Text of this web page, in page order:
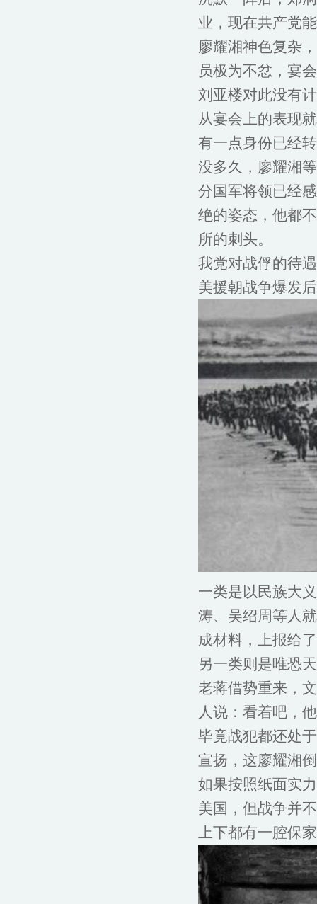
业，现在共产党
廖耀湘神色复杂
员极为不忿，宴
刘亚楼对此没有
从宴会上的表现
有一点身份已经
没多久，廖耀湘
分国军将领已经
绝的姿态，他都
所的刺头。
我党对战俘的待
美援朝战争爆发
一类是以民族大
涛、吴绍周等人
成材料，上报给
另一类则是唯恐
老蒋借势重来，
人说：看着吧，
毕竟战犯都还处
宣扬，这廖耀湘
如果按照纸面实
美国，但战争并
上下都有一腔保